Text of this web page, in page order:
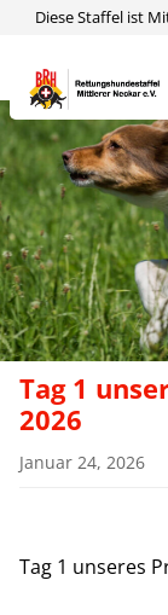
Zum
springen
Diese Staffel ist
Tag 1
2026
Januar 24, 2026
Tag 1 unseres